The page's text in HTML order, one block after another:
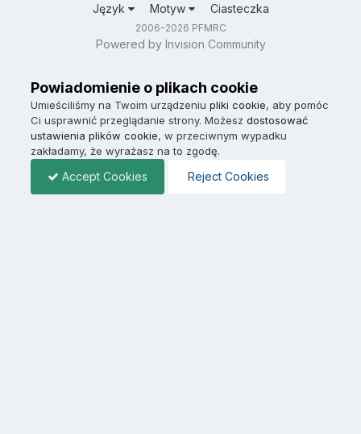
Język Motyw Ciasteczka
2006-2026 PFMRC
Powered by Invision Community
Powiadomienie o plikach cookie
Umieściliśmy na Twoim urządzeniu pliki cookie, aby pomóc
Ci usprawnić przeglądanie strony. Możesz dostosować
ustawienia plików cookie, w przeciwnym wypadku
zakładamy, że wyrażasz na to zgodę.
Accept Cookies Reject Cookies